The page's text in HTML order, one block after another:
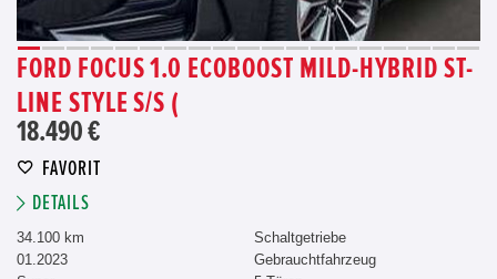
FORD FOCUS 1.0 ECOBOOST MILD-HYBRID ST-
LINE STYLE S/S (
18.490 €
FAVORIT
DETAILS
34.100 km
01.2023
Schaltgetriebe
Gebrauchtfahrzeug